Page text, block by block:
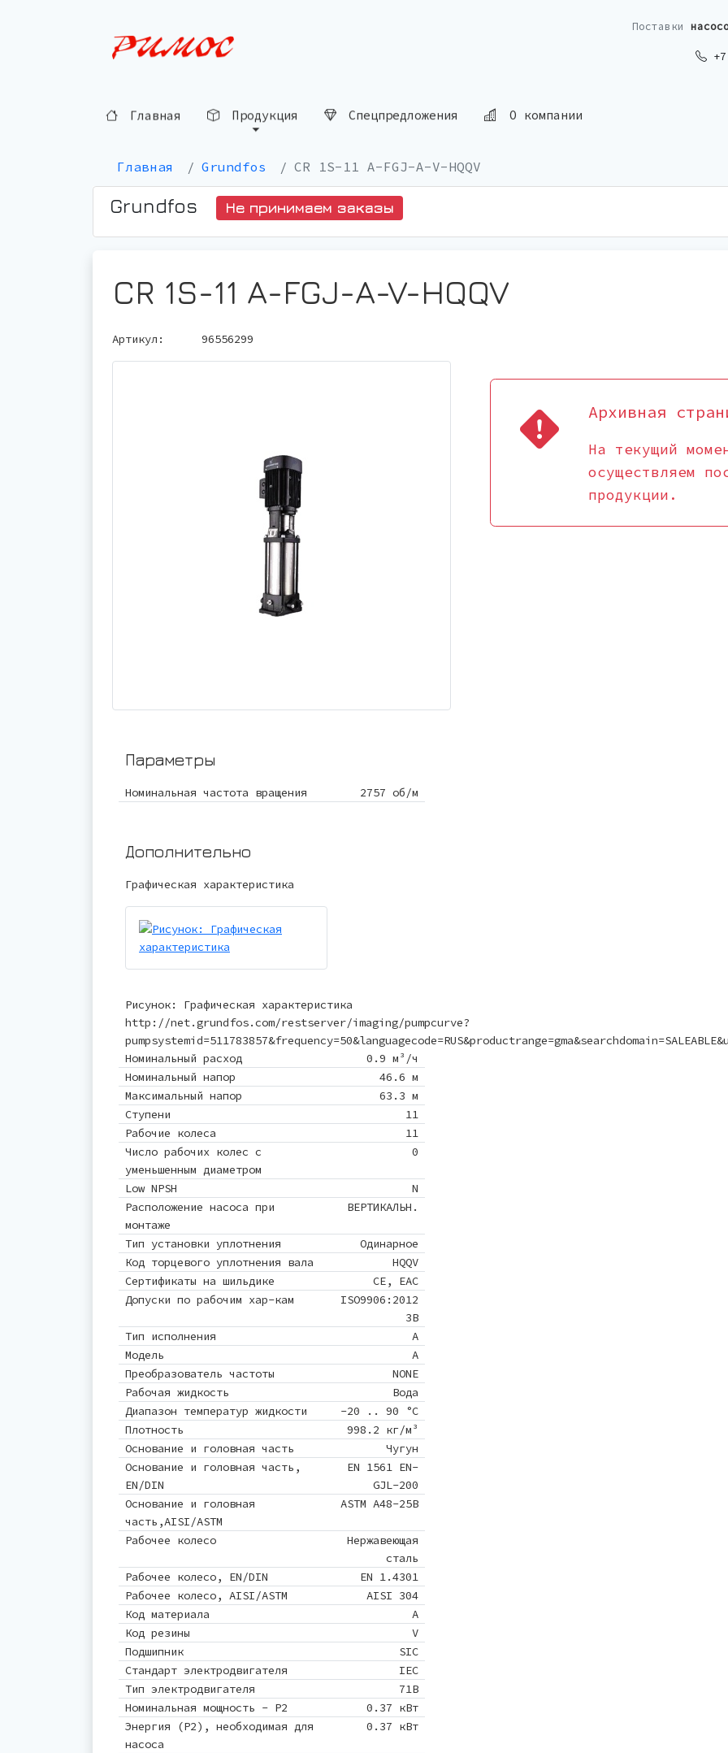
Поставки
Главная Продукция Спецпредложения О компании
Главная Grundfos CR 1S-11 A-FGJ-A-V-HQQV
Grundfos Не принимаем заказы
CR 1S-11 A-FGJ-A-V-HQQV
Артикул: 96556299
Параметры
Номинальная частота вращения 2757 об/м
Дополнительно
Графическая характеристика
Рисунок: Графическая характеристика
http://net.grundfos.com/restserver/imaging/pumpcurve?
Номинальный расход
0.9 м³/ч
Номинальный напор
46.6 м
Максимальный напор
63.3 м
Ступени
11
Рабочие колеса
11
Число рабочих колес с
уменьшенным диаметром
0
Low NPSH
N
Расположение насоса при
монтаже
ВЕРТИКАЛЬН.
Тип установки уплотнения
Одинарное
Код торцевого уплотнения вала
HQQV
Сертификаты на шильдике
CE, EAC
Допуски по рабочим хар-кам
ISO9906:2012
3B
Тип исполнения
A
Модель
A
Преобразователь частоты
NONE
Рабочая жидкость
Вода
Диапазон температур жидкости
-20 .. 90 °C
Плотность
998.2 кг/м³
Основание и головная часть
Чугун
Основание и головная часть,
EN/DIN
EN 1561 EN-
GJL-200
Основание и головная
часть,AISI/ASTM
ASTM A48-25B
Рабочее колесо
Нержавеющая
сталь
Рабочее колесо, EN/DIN
EN 1.4301
Рабочее колесо, AISI/ASTM
AISI 304
Код материала
A
Код резины
V
Подшипник
SIC
Стандарт электродвигателя
IEC
Тип электродвигателя
71B
Номинальная мощность - P2
0.37 кВт
Энергия (Р2), необходимая для
насоса
0.37 кВт
Архивная
На текущий
осуществляем
продукции.